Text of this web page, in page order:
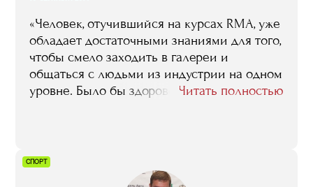
после такого обучения, после всего того,
что вам здесь расскажут все эти
многочисленные рестораторы-практики, у
вас опустятся руки и вы ресторанным
бизнесом заниматься раздумаете. Нет,
возникнуть, и о том, как они решаются».
«Человек, отучившийся на курсах RMA, уже
обладает достаточными знаниями для того,
чтобы смело заходить в галереи и
общаться с людьми из индустрии на одном
уровне. Было бы здорово внедрить эту
Читать полностью
СПОРТ